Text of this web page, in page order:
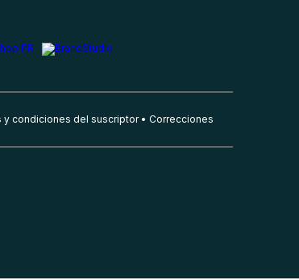
y condiciones del suscriptor Correcciones